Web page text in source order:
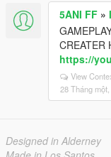
5ANI FF »
CREATER
https://
View
28 Tháng
Designed in Alderney